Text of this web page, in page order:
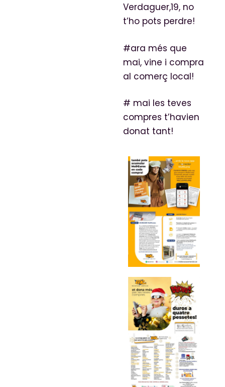
Verdaguer,19, no
t’ho pots perdre!
#ara més que
mai, vine i compra
al comerç local!
# mai les teves
compres t’havien
donat tant!